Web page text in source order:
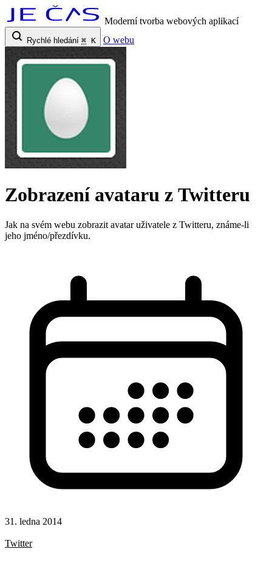
Moderní tvorba webových aplikací
Rychlé hledání ⌘ K O webu
Zobrazení avataru z Twitteru
Jak na svém webu zobrazit avatar uživatele z Twitteru, známe-li
jeho jméno/přezdívku.
31. ledna 2014
Twitter